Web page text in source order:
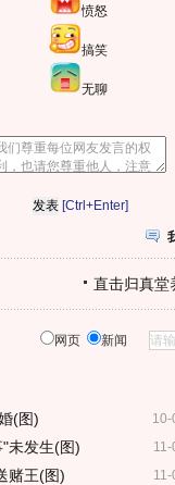
愤怒
搞笑
无聊
[Ctrl+Enter]
直击归真堂
网页 新闻
10-
(图)
未发生(图)
赌王(图)